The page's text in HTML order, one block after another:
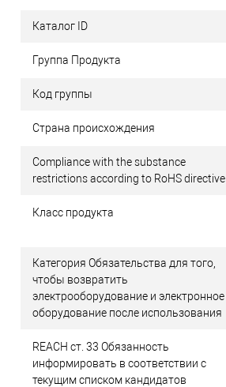
Каталог ID
Группа Продукта
Код группы
Страна происхождения
Compliance with the substance
restrictions according to RoHS directive
Класс продукта
Категория Обязательства для того,
чтобы возвратить
электрооборудование и электронное
оборудование после использования
REACH ст. 33 Обязанность
информировать в соответствии с
текущим списком кандидатов